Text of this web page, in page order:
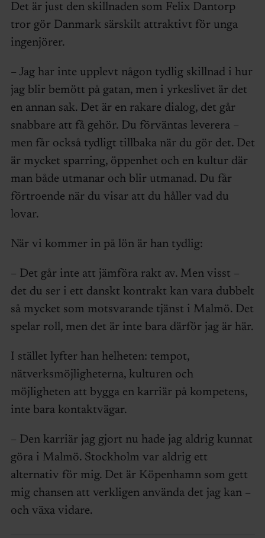
Det är just den skillnaden som Felix Dantorp
tror gör Danmark särskilt attraktivt för unga
ingenjörer.
– Jag har inte upplevt någon tydlig skillnad i hur
jag blir bemött på gatan, men i yrkeslivet är det
en annan sak. Det är en rakare dialog, det går
snabbare att få gehör. Du förväntas leverera –
men får också tydligt tillbaka när du gör det. Det
är mycket sparring, öppenhet och en kultur där
man både utmanar och blir utmanad. Du får
förtroende när du visar att du håller vad du
lovar.
När vi kommer in på lön är han tydlig:
– Det går inte att jämföra rakt av. Men visst –
det du ser i ett danskt kontrakt kan vara dubbelt
så mycket som motsvarande tjänst i Malmö. Det
spelar roll, men det är inte bara därför jag är här.
I stället lyfter han helheten: tempot,
nätverksmöjligheterna, kulturen och
möjligheten att bygga en karriär på kompetens,
inte bara kontaktvägar.
– Den karriär jag gjort nu hade jag aldrig kunnat
göra i Malmö. Stockholm var aldrig ett
alternativ för mig. Det är Köpenhamn som gett
mig chansen att verkligen använda det jag kan –
och växa vidare.